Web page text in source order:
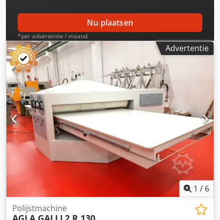
Nu plaatsen
*per advertentie / maand
Advertentie
1 / 6
Polijstmachine